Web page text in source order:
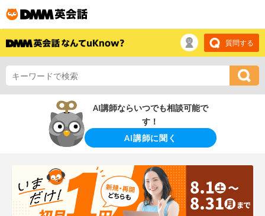
質問する
AI講師ならいつでも相談可能で
す！
AI講師に聞く